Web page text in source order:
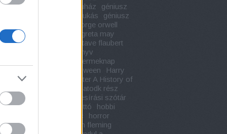
géniusz könyváruház
géniusz
géniusz mikukás
géniusz
george orwell
gogol
greta may
ölelj és ölj
gustave flaubert
gyerekkönyv
gyermeknap
halloween
Harry
harry potter
Harry Potter A History of
hatodk rész
hells angels
helyesírási szótár
david thoreau
herman ottó
hobbi
honore de balzac
horror
s thompson
ian fleming